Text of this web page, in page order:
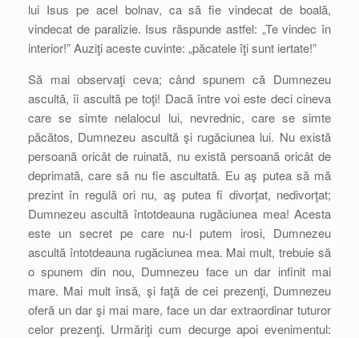
lui Isus pe acel bolnav, ca să fie vindecat de boală,
vindecat de paralizie. Isus răspunde astfel: „Te vindec în
interior!” Auziţi aceste cuvinte: „păcatele îţi sunt iertate!”
Să mai observaţi ceva; când spunem că Dumnezeu
ascultă, îi ascultă pe toţi! Dacă între voi este deci cineva
care se simte nelalocul lui, nevrednic, care se simte
păcătos, Dumnezeu ascultă şi rugăciunea lui. Nu există
persoană oricât de ruinată, nu există persoană oricât de
deprimată, care să nu fie ascultată. Eu aş putea să mă
prezint în regulă ori nu, aş putea fi divorţat, nedivorţat;
Dumnezeu ascultă întotdeauna rugăciunea mea! Acesta
este un secret pe care nu-l putem irosi, Dumnezeu
ascultă întotdeauna rugăciunea mea. Mai mult, trebuie să
o spunem din nou, Dumnezeu face un dar infinit mai
mare. Mai mult însă, şi faţă de cei prezenţi, Dumnezeu
oferă un dar şi mai mare, face un dar extraordinar tuturor
celor prezenţi. Urmăriţi cum decurge apoi evenimentul: